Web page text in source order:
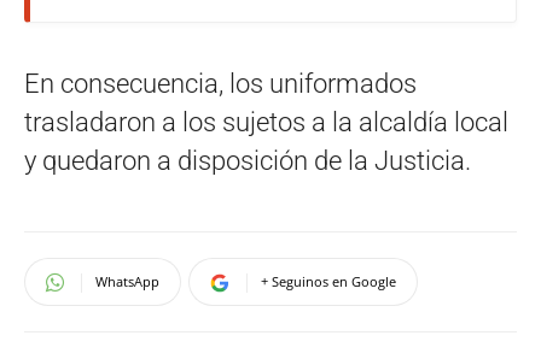
En consecuencia, los uniformados
trasladaron a los sujetos a la alcaldía local
y quedaron a disposición de la Justicia.
WhatsApp + Seguinos en Google